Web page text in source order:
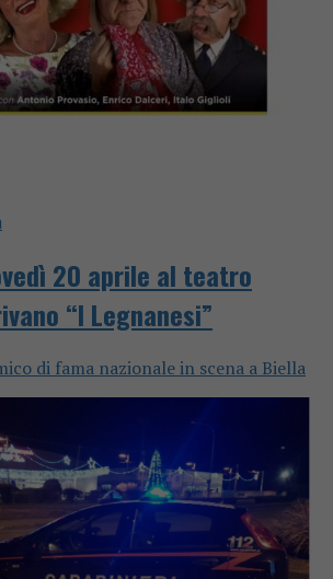
20 aprile al teatro
“I Legnanesi”
di fama nazionale in scena a Biella